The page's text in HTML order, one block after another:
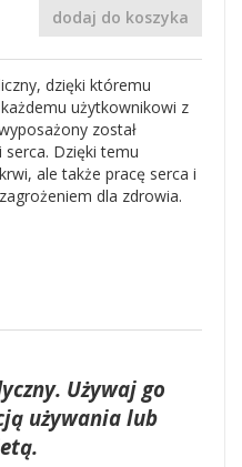
dodaj do koszyka
dzięki któremu
użytkownikowi z
został
Dzięki temu
ale także pracę serca i
dla zdrowia.
Używaj go
używania lub